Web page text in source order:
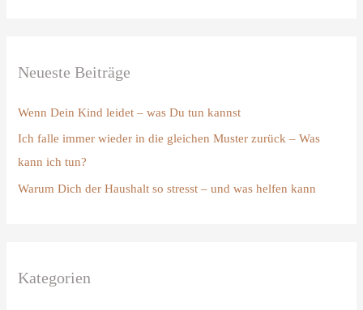
e
n
a
c
h
Neueste Beiträge
Wenn Dein Kind leidet – was Du tun kannst
Ich falle immer wieder in die gleichen Muster zurück – Was
kann ich tun?
Warum Dich der Haushalt so stresst – und was helfen kann
Kategorien